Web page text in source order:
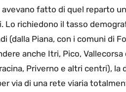
fatto di quel reparto
richiedono il tasso
(dalla Piana, con i comuni di
anche Itri, Pico,
Priverno e altri centri),
via di una rete viaria